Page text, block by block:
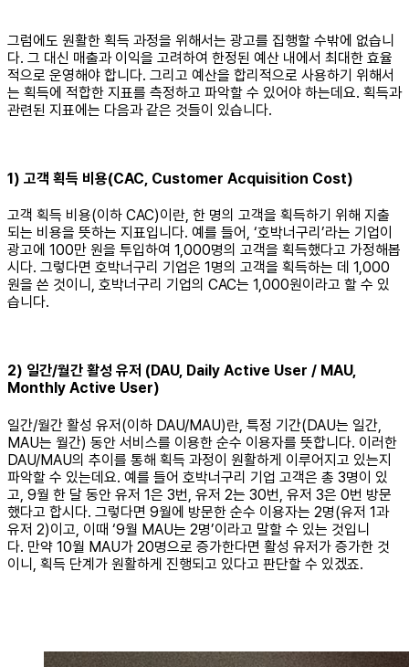
그럼에도 원활한 획득 과정을 위해서는 광고를 집행할 수밖에 없습니
다. 그 대신 매출과 이익을 고려하여 한정된 예산 내에서 최대한 효율
적으로 운영해야 합니다. 그리고 예산을 합리적으로 사용하기 위해서
는 획득에 적합한 지표를 측정하고 파악할 수 있어야 하는데요. 획득과
관련된 지표에는 다음과 같은 것들이 있습니다.
1) 고객 획득 비용(CAC, Customer Acquisition Cost)
고객 획득 비용(이하 CAC)이란, 한 명의 고객을 획득하기 위해 지출
되는 비용을 뜻하는 지표입니다. 예를 들어, ‘호박너구리’라는 기업이
광고에 100만 원을 투입하여 1,000명의 고객을 획득했다고 가정해봅
시다. 그렇다면 호박너구리 기업은 1명의 고객을 획득하는 데 1,000
원을 쓴 것이니, 호박너구리 기업의 CAC는 1,000원이라고 할 수 있
습니다.
2) 일간/월간 활성 유저 (DAU, Daily Active User / MAU,
Monthly Active User)
일간/월간 활성 유저(이하 DAU/MAU)란, 특정 기간(DAU는 일간,
MAU는 월간) 동안 서비스를 이용한 순수 이용자를 뜻합니다. 이러한
DAU/MAU의 추이를 통해 획득 과정이 원활하게 이루어지고 있는지
파악할 수 있는데요. 예를 들어 호박너구리 기업 고객은 총 3명이 있
고, 9월 한 달 동안 유저 1은 3번, 유저 2는 30번, 유저 3은 0번 방문
했다고 합시다. 그렇다면 9월에 방문한 순수 이용자는 2명(유저 1과
유저 2)이고, 이때 ‘9월 MAU는 2명’이라고 말할 수 있는 것입니
다. 만약 10월 MAU가 20명으로 증가한다면 활성 유저가 증가한 것
이니, 획득 단계가 원활하게 진행되고 있다고 판단할 수 있겠죠.